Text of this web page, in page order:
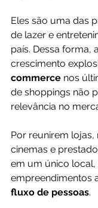
Eles são uma das
de lazer e
país. Dessa forma,
crescimento
commerce nos
de shoppings não
relevância no
Por reunirem lojas,
cinemas e
em um único local,
empreendimentos
fluxo de pessoas.